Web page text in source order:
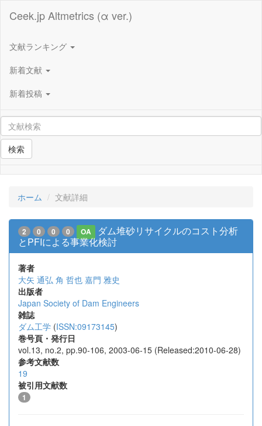
Ceek.jp Altmetrics (α ver.)
文献ランキング
新着文献
新着投稿
検索
ホーム 文献詳細
2 0 0 0 OA
ダム堆砂リサイクルのコスト分析
とPFIによる事業化検討
著者
大矢 通弘 角 哲也 嘉門 雅史
出版者
Japan Society of Dam Engineers
雑誌
ダム工学 (ISSN:09173145)
巻号頁・発行日
vol.13, no.2, pp.90-106, 2003-06-15 (Released:2010-06-28)
参考文献数
19
被引用文献数
1